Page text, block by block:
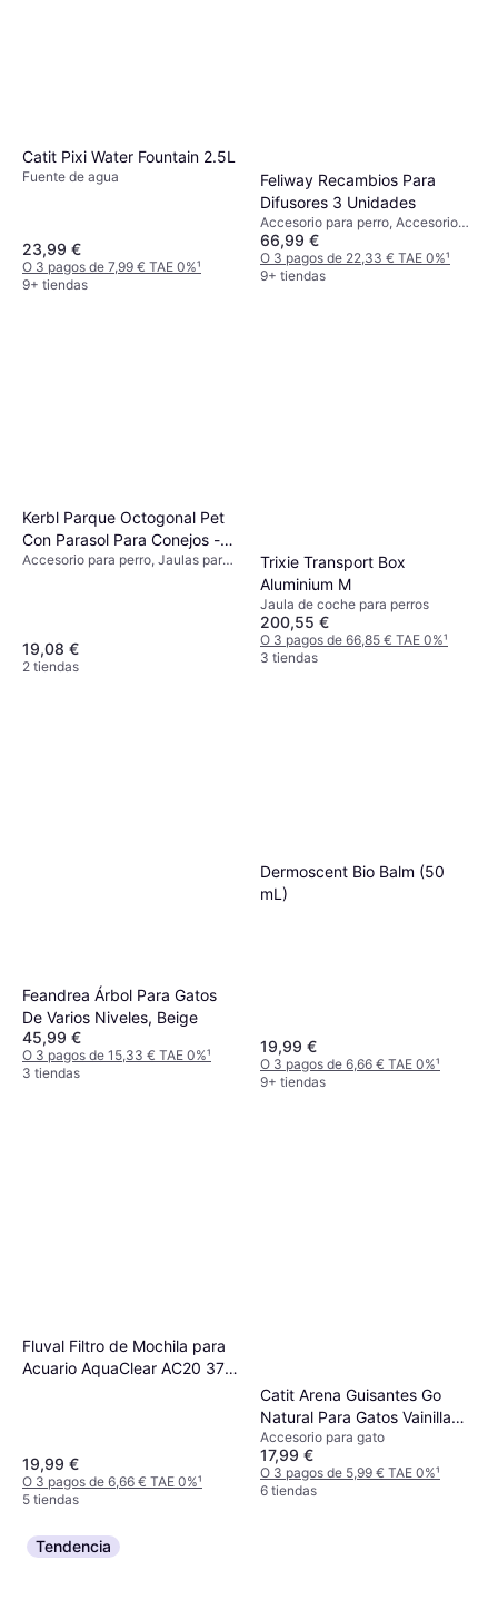
Catit Pixi Water Fountain 2.5L
Fuente de agua
23,99 €
O 3 pagos de 7,99 € TAE 0%¹
9+ tiendas
Feliway Recambios Para
Difusores 3 Unidades
Accesorio para perro, Accesorio
para gato
66,99 €
O 3 pagos de 22,33 € TAE 0%¹
9+ tiendas
Kerbl Parque Octogonal Pet
Con Parasol Para Conejos -
Suelo De Nailon
Accesorio para perro, Jaulas para
19,08 €
2 tiendas
Trixie Transport Box
Aluminium M
Jaula de coche para perros
200,55 €
O 3 pagos de 66,85 € TAE 0%¹
3 tiendas
Feandrea Árbol Para Gatos
De Varios Niveles, Beige
45,99 €
O 3 pagos de 15,33 € TAE 0%¹
3 tiendas
Dermoscent Bio Balm (50
mL)
19,99 €
O 3 pagos de 6,66 € TAE 0%¹
9+ tiendas
Fluval Filtro de Mochila para
Acuario AquaClear AC20 379
19,99 €
O 3 pagos de 6,66 € TAE 0%¹
5 tiendas
Catit Arena Guisantes Go
Natural Para Gatos Vainilla
5.6 kg
Accesorio para gato
17,99 €
O 3 pagos de 5,99 € TAE 0%¹
6 tiendas
Tendencia